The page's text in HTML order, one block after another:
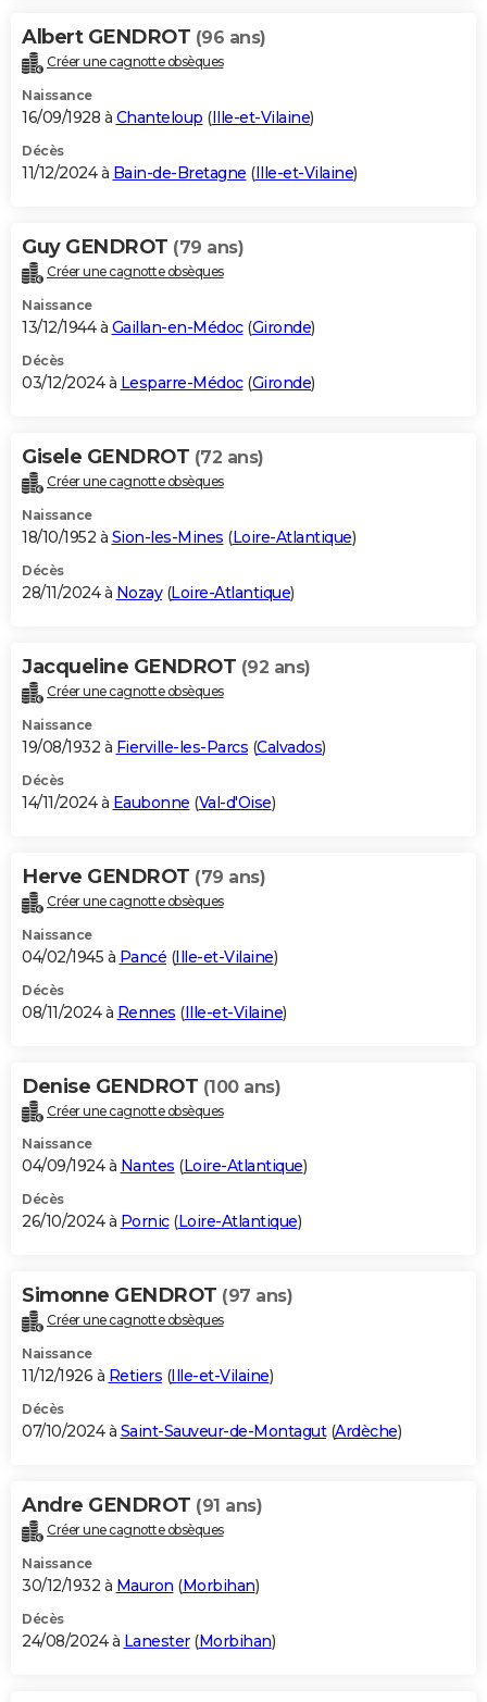
Albert GENDROT (96 ans)
Créer une cagnotte obsèques
Naissance
16/09/1928 à Chanteloup (Ille-et-Vilaine)
Décès
11/12/2024 à Bain-de-Bretagne (Ille-et-Vilaine)
Guy GENDROT (79 ans)
Créer une cagnotte obsèques
Naissance
13/12/1944 à Gaillan-en-Médoc(Gironde)
Décès
03/12/2024 à Lesparre-Médoc(Gironde)
Gisele GENDROT (72 ans)
Créer une cagnotte obsèques
Naissance
18/10/1952 à Sion-les-Mines (Loire-Atlantique)
Décès
28/11/2024 à Nozay(Loire-Atlantique)
Jacqueline GENDROT (92 ans)
Créer une cagnotte obsèques
Naissance
19/08/1932 à Fierville-les-Parcs (Calvados)
Décès
14/11/2024 à Eaubonne (Val-d'Oise)
Herve GENDROT (79 ans)
Créer une cagnotte obsèques
Naissance
04/02/1945 à Pancé (Ille-et-Vilaine)
Décès
08/11/2024 à Rennes (Ille-et-Vilaine)
Denise GENDROT (100 ans)
Créer une cagnotte obsèques
Naissance
04/09/1924 à Nantes (Loire-Atlantique)
Décès
26/10/2024 à Pornic(Loire-Atlantique)
Simonne GENDROT (97 ans)
Créer une cagnotte obsèques
Naissance
11/12/1926 à Retiers (Ille-et-Vilaine)
Décès
07/10/2024 à Saint-Sauveur-de-Montagut(Ardèche)
Andre GENDROT (91 ans)
Créer une cagnotte obsèques
Naissance
30/12/1932 à Mauron (Morbihan)
Décès
24/08/2024 à Lanester(Morbihan)